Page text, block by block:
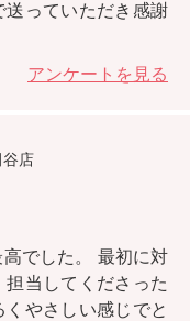
送っていただき感謝
アンケートを見る
店
でした。 最初に対
当してくださった
やさしい感じでと